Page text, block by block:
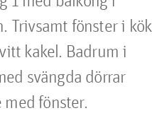
Trivsamt fönster i kök
kakel. Badrum i
svängda dörrar
med fönster.